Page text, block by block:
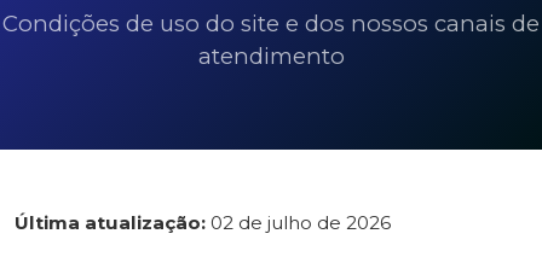
Condições de uso do site e dos nossos canais de
atendimento
Última atualização: 02 de julho de 2026